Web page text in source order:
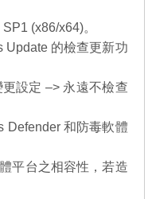
(x86/x64)。
Update 的檢查更新功
設定 –> 永遠不檢查
Defender 和防毒軟體
平台之相容性，若造